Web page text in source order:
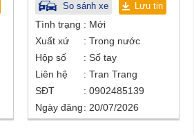
So sánh xe Lưu tin
Tình trạng
Mới
Xuất xứ
Trong nước
Hộp số
Số tay
Liên hệ
Tran Trang
SĐT
0902485139
Ngày đăng
20/07/2026